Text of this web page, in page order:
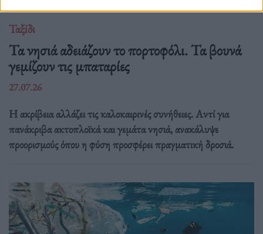
Ταξίδι
Τα νησιά αδειάζουν το πορτοφόλι. Τα βουνά
γεμίζουν τις μπαταρίες
27.07.26
Η ακρίβεια αλλάζει τις καλοκαιρινές συνήθειες. Αντί για
πανάκριβα ακτοπλοϊκά και γεμάτα νησιά, ανακάλυψε
προορισμούς όπου η φύση προσφέρει πραγματική δροσιά.